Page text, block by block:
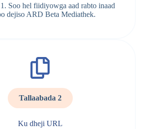
Soo hel fiidiyowga aad rabto inaad
dejiso ARD Beta Mediathek.
Tallaabada 2
Ku dheji URL